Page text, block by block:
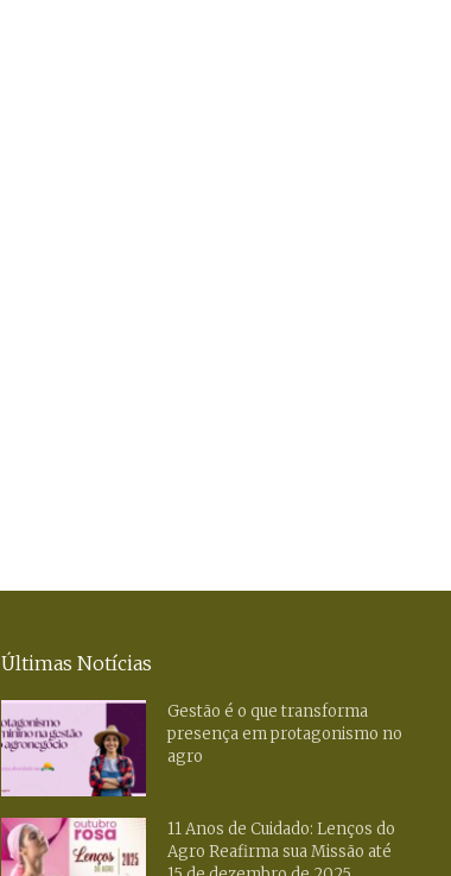
Últimas Notícias
Gestão é o que transforma
presença em protagonismo no
agro
11 Anos de Cuidado: Lenços do
Agro Reafirma sua Missão até